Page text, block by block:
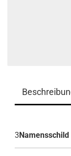
3Namensschild